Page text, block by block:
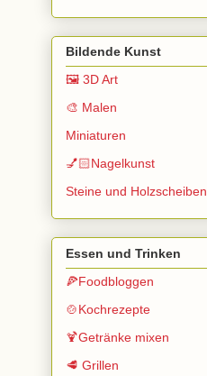
Bildende Kunst
🖼️ 3D Art
🎨 Malen
Miniaturen
💅🏻Nagelkunst
Steine und Holzscheiben
Essen und Trinken
🍕Foodbloggen
🍲Kochrezepte
🍹Getränke mixen
🥩 Grillen